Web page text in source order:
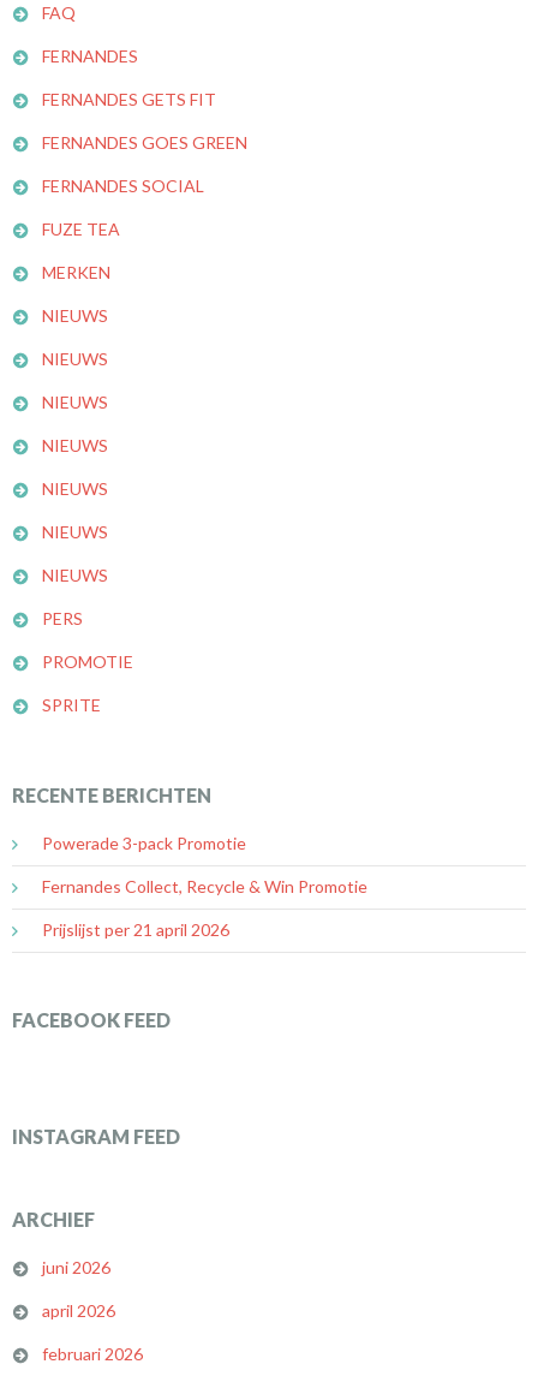
FAQ
FERNANDES
FERNANDES GETS FIT
FERNANDES GOES GREEN
FERNANDES SOCIAL
FUZE TEA
MERKEN
NIEUWS
NIEUWS
NIEUWS
NIEUWS
NIEUWS
NIEUWS
NIEUWS
PERS
PROMOTIE
SPRITE
RECENTE BERICHTEN
Powerade 3-pack Promotie
Fernandes Collect, Recycle & Win Promotie
Prijslijst per 21 april 2026
FACEBOOK FEED
INSTAGRAM FEED
ARCHIEF
juni 2026
april 2026
februari 2026